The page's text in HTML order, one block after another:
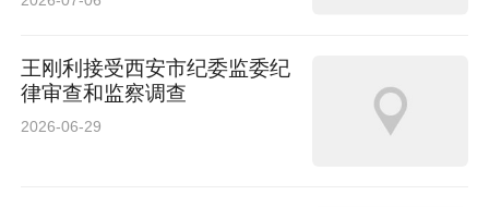
王刚利接受西安市纪委监委纪
律审查和监察调查
2026-06-29